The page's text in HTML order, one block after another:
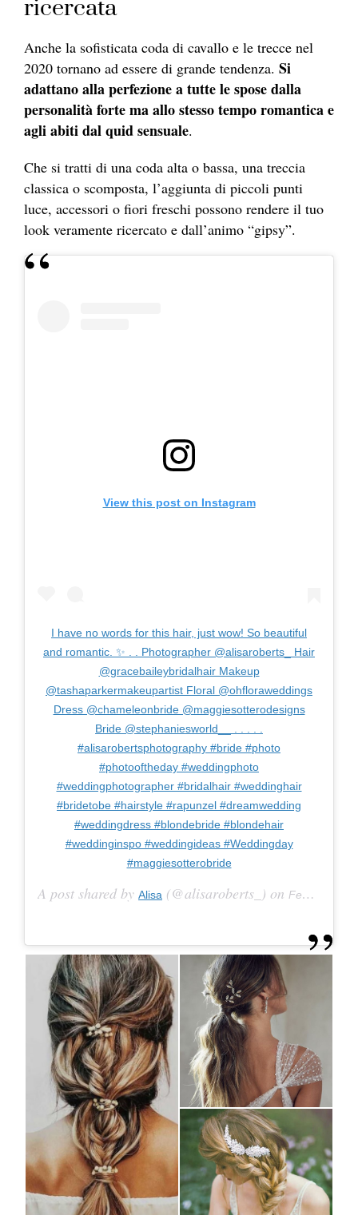
ricercata
Anche la sofisticata coda di cavallo e le trecce nel
2020 tornano ad essere di grande tendenza. Si
adattano alla perfezione a tutte le spose dalla
personalità forte ma allo stesso tempo romantica e
agli abiti dal quid sensuale.
Che si tratti di una coda alta o bassa, una treccia
classica o scomposta, l’aggiunta di piccoli punti
luce, accessori o fiori freschi possono rendere il tuo
look veramente ricercato e dall’animo “gipsy”.
View this post on Instagram
I have no words for this hair, just wow! So beautiful
and romantic. ✨ . . Photographer @alisaroberts_ Hair
@gracebaileybridalhair Makeup
@tashaparkermakeupartist Floral @ohfloraweddings
Dress @chameleonbride @maggiesotterodesigns
Bride @stephaniesworld__ . . . . .
#alisarobertsphotography #bride #photo
#photooftheday #weddingphoto
#weddingphotographer #bridalhair #weddinghair
#bridetobe #hairstyle #rapunzel #dreamwedding
#weddingdress #blondebride #blondehair
#weddinginspo #weddingideas #Weddingday
#maggiesotterobride
A post shared by Alisa (@alisaroberts_) on Feb 27, 2020 at 12:38am PST